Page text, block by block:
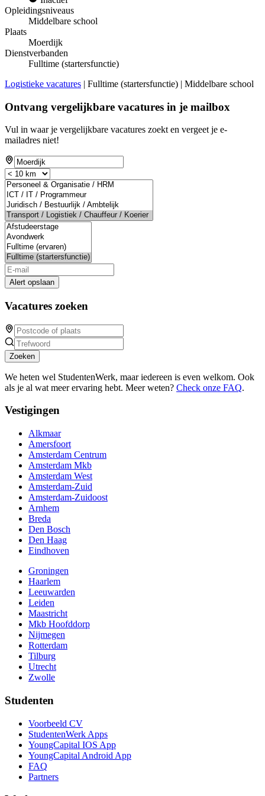
Opleidingsniveaus
Middelbare school
Plaats
Moerdijk
Dienstverbanden
Fulltime (startersfunctie)
Logistieke vacatures | Fulltime (startersfunctie) | Middelbare school
Ontvang vergelijkbare vacatures in je mailbox
Vul in waar je vergelijkbare vacatures zoekt en vergeet je e-
mailadres niet!
Alert opslaan
Vacatures zoeken
Zoeken
We heten wel StudentenWerk, maar iedereen is even welkom. Ook
als je al wat meer ervaring hebt. Meer weten? Check onze FAQ.
Vestigingen
Alkmaar
Amersfoort
Amsterdam Centrum
Amsterdam Mkb
Amsterdam West
Amsterdam-Zuid
Amsterdam-Zuidoost
Arnhem
Breda
Den Bosch
Den Haag
Eindhoven
Groningen
Haarlem
Leeuwarden
Leiden
Maastricht
Mkb Hoofddorp
Nijmegen
Rotterdam
Tilburg
Utrecht
Zwolle
Studenten
Voorbeeld CV
StudentenWerk Apps
YoungCapital IOS App
YoungCapital Android App
FAQ
Partners